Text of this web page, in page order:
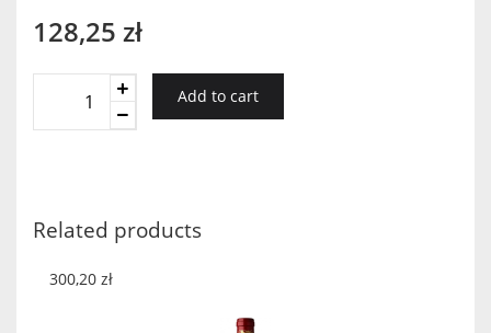
128,25 zł
2016
quantity
Add to cart
Related products
300,20 zł